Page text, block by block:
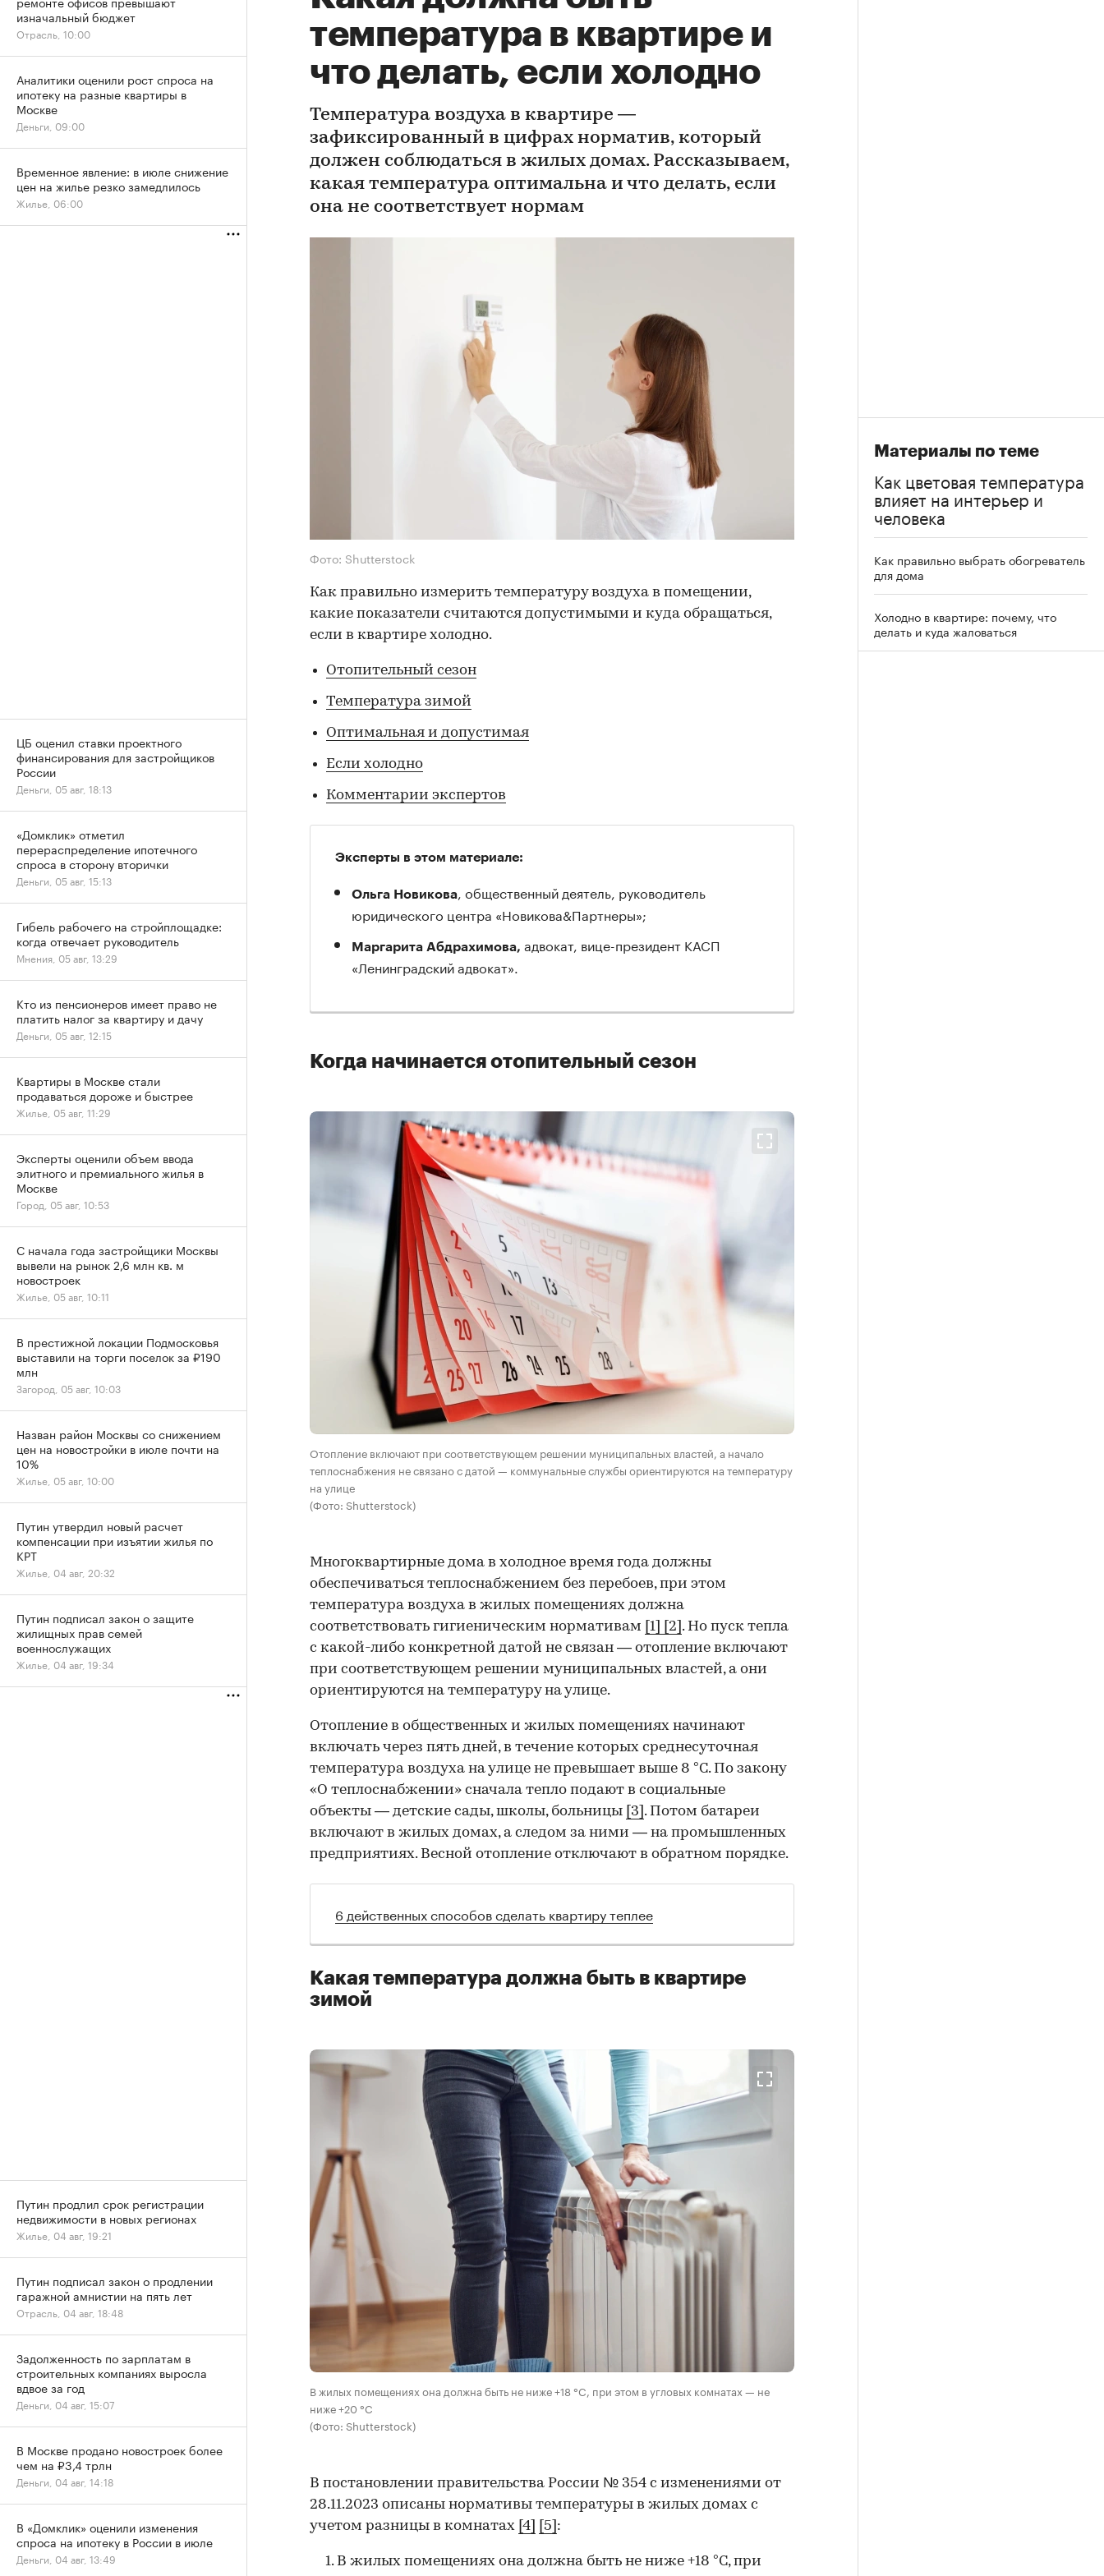
температура в квартире и
что делать, если холодно
Температура воздуха в квартире —
зафиксированный в цифрах норматив, который
должен соблюдаться в жилых домах. Рассказываем,
какая температура оптимальна и что делать, если
она не соответствует нормам
Фото: Shutterstock
Как правильно измерить температуру воздуха в помещении,
какие показатели считаются допустимыми и куда обращаться,
если в квартире холодно.
Отопительный сезон
Температура зимой
Оптимальная и допустимая
Если холодно
Комментарии экспертов
Эксперты в этом материале:
Ольга Новикова , общественный деятель, руководитель
юридического центра «Новикова&Партнеры»;
Маргарита Абдрахимова, адвокат, вице-президент КАСП
«Ленинградский адвокат».
00:00 00:00
Когда начинается отопительный сезон
Отопление включают при соответствующем решении муниципальных властей, а начало
теплоснабжения не связано с датой — коммунальные службы ориентируются на температуру
на улице
(Фото: Shutterstock)
Многоквартирные дома в холодное время года должны
обеспечиваться теплоснабжением без перебоев, при этом
температура воздуха в жилых помещениях должна
соответствовать гигиеническим нормативам [1] [2] . Но пуск тепла
с какой-либо конкретной датой не связан — отопление включают
при соответствующем решении муниципальных властей, а они
ориентируются на температуру на улице.
Отопление в общественных и жилых помещениях начинают
включать через пять дней, в течение которых среднесуточная
температура воздуха на улице не превышает выше 8 °С. По закону
«О теплоснабжении» сначала тепло подают в социальные
объекты — детские сады, школы, больницы [3] . Потом батареи
включают в жилых домах, а следом за ними — на промышленных
предприятиях. Весной отопление отключают в обратном порядке.
6 действенных способов сделать квартиру теплее
Какая температура должна быть в квартире
зимой
В жилых помещениях она должна быть не ниже +18 °C, при этом в угловых комнатах — не
ниже +20 °C
(Фото: Shutterstock)
В постановлении правительства России № 354 с изменениями от
28.11.2023 описаны нормативы температуры в жилых домах с
учетом разницы в комнатах [4] [5] :
В жилых помещениях она должна быть не ниже +18 °C, при
Материалы по теме
Как цветовая температура
влияет на интерьер и
человека
Как правильно выбрать обогреватель
для дома
Холодно в квартире: почему, что
делать и куда жаловаться
изначальный бюджет
Отрасль, 10:00
Аналитики оценили рост спроса на
ипотеку на разные квартиры в
Москве
Деньги, 09:00
Временное явление: в июле снижение
цен на жилье резко замедлилось
Жилье, 06:00
ЦБ оценил ставки проектного
финансирования для застройщиков
России
Деньги, 05 авг, 18:13
«Домклик» отметил
перераспределение ипотечного
спроса в сторону вторички
Деньги, 05 авг, 15:13
Гибель рабочего на стройплощадке:
когда отвечает руководитель
Мнения, 05 авг, 13:29
Кто из пенсионеров имеет право не
платить налог за квартиру и дачу
Деньги, 05 авг, 12:15
Квартиры в Москве стали
продаваться дороже и быстрее
Жилье, 05 авг, 11:29
Эксперты оценили объем ввода
элитного и премиального жилья в
Москве
Город, 05 авг, 10:53
С начала года застройщики Москвы
вывели на рынок 2,6 млн кв. м
новостроек
Жилье, 05 авг, 10:11
В престижной локации Подмосковья
выставили на торги поселок за ₽190
млн
Загород, 05 авг, 10:03
Назван район Москвы со снижением
цен на новостройки в июле почти на
10%
Жилье, 05 авг, 10:00
Путин утвердил новый расчет
компенсации при изъятии жилья по
КРТ
Жилье, 04 авг, 20:32
Путин подписал закон о защите
жилищных прав семей
военнослужащих
Жилье, 04 авг, 19:34
Путин продлил срок регистрации
недвижимости в новых регионах
Жилье, 04 авг, 19:21
Путин подписал закон о продлении
гаражной амнистии на пять лет
Отрасль, 04 авг, 18:48
Задолженность по зарплатам в
строительных компаниях выросла
вдвое за год
Деньги, 04 авг, 15:07
В Москве продано новостроек более
чем на ₽3,4 трлн
Деньги, 04 авг, 14:18
В «Домклик» оценили изменения
спроса на ипотеку в России в июле
Деньги, 04 авг, 13:49